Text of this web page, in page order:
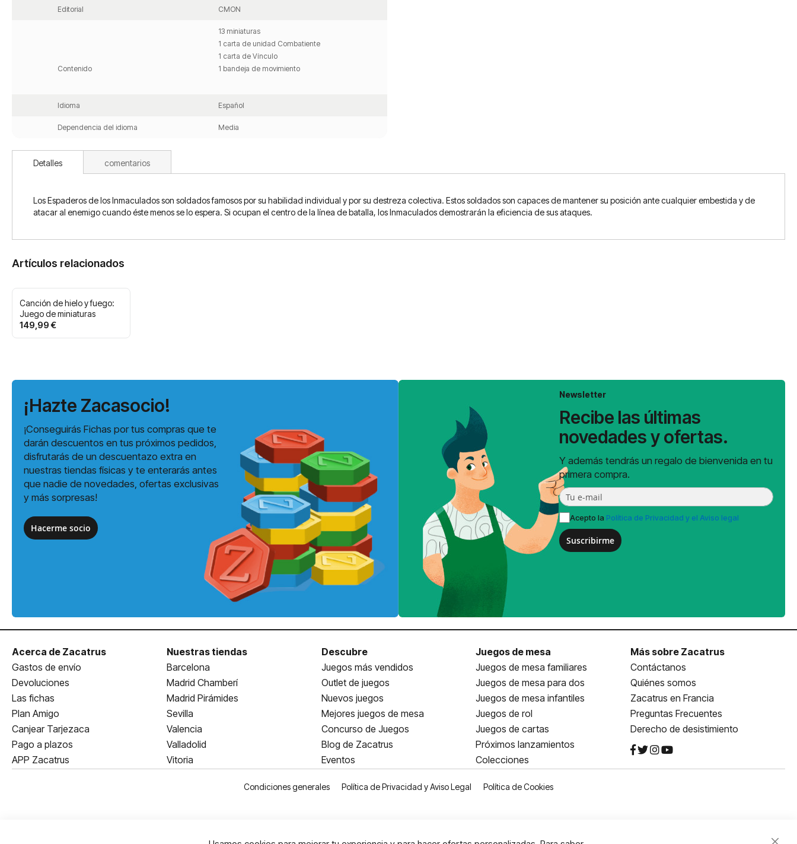
Editorial CMON
Contenido
13 miniaturas
1 carta de unidad Combatiente
1 carta de Vínculo
1 bandeja de movimiento
Idioma Español
Dependencia del idioma Media
Detalles
Los Espaderos de los Inmaculados son soldados famosos por su habilidad individual y por su destreza colectiva. Estos soldados son capaces de mantener su posición ante cualquier embestida y de
atacar al enemigo cuando éste menos se lo espera. Si ocupan el centro de la línea de batalla, los Inmaculados demostrarán la eficiencia de sus ataques.
comentarios
Artículos relacionados
Canción de hielo y fuego:
Juego de miniaturas
149,99 €
¡Hazte Zacasocio!
¡Conseguirás Fichas por tus compras que te
darán descuentos en tus próximos pedidos,
disfrutarás de un descuentazo extra en
nuestras tiendas físicas y te enterarás antes
que nadie de novedades, ofertas exclusivas
y más sorpresas!
Hacerme socio
Newsletter
Recibe las últimas
novedades y ofertas.
Y además tendrás un regalo de bienvenida en tu
primera compra.
Acepto la Política de Privacidad y el Aviso legal
Suscribirme
Acerca de Zacatrus
Gastos de envío
Devoluciones
Las fichas
Plan Amigo
Canjear Tarjezaca
Pago a plazos
APP Zacatrus
Nuestras tiendas
Barcelona
Madrid Chamberí
Madrid Pirámides
Sevilla
Valencia
Valladolid
Vitoria
Descubre
Juegos más vendidos
Outlet de juegos
Nuevos juegos
Mejores juegos de mesa
Concurso de Juegos
Blog de Zacatrus
Eventos
Juegos de mesa
Juegos de mesa familiares
Juegos de mesa para dos
Juegos de mesa infantiles
Juegos de rol
Juegos de cartas
Próximos lanzamientos
Colecciones
Más sobre Zacatrus
Contáctanos
Quiénes somos
Zacatrus en Francia
Preguntas Frecuentes
Derecho de desistimiento
Condiciones generales Política de Privacidad y Aviso Legal Política de Cookies